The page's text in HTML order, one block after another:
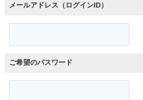
メールアドレス（ログインID）
ご希望のパスワード